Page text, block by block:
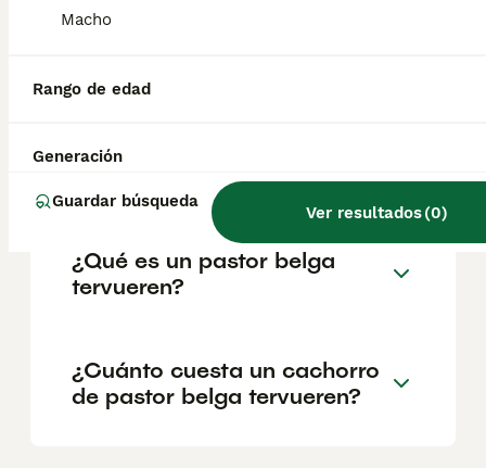
Macho
Rango de edad
Generación
Guardar búsqueda
Ver resultados(0)
¿Es el pastor belga tervueren
un buen perro de familia?
¿Qué es un pastor belga
tervueren?
¿Cuánto cuesta un cachorro
de pastor belga tervueren?